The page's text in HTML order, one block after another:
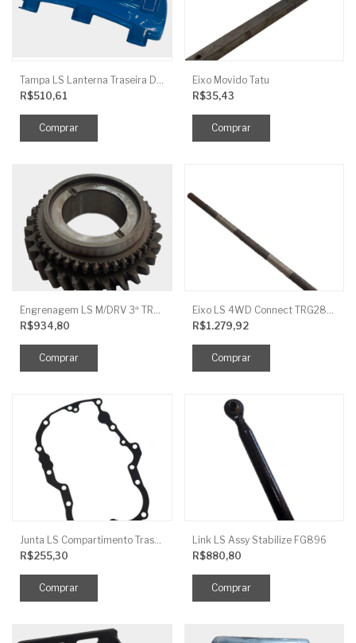
R$510,61
Eixo Movido Tatu
R$35,43
R$934,80
R$1.279,92
R$255,30
Link LS Assy Stabilize FG896
R$880,80